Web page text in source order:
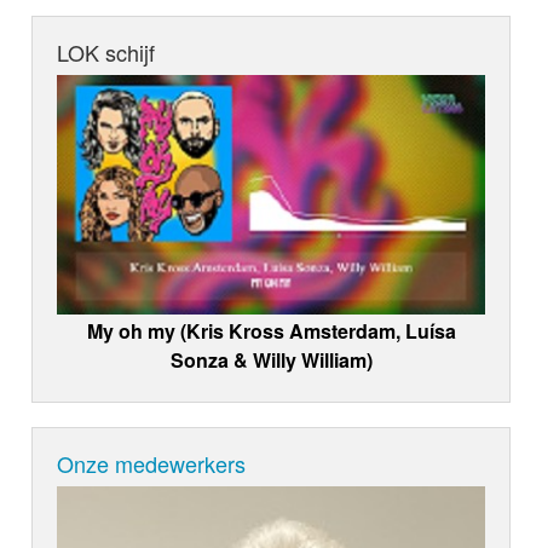
LOK schijf
My oh my (Kris Kross Amsterdam, Luísa
Sonza & Willy William)
Onze medewerkers